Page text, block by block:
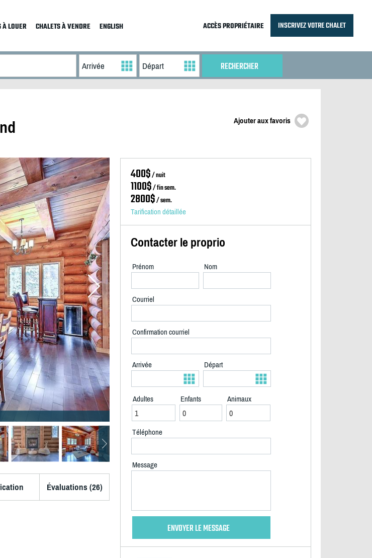
À LOUER CHALETS À VENDRE ENGLISH ACCÈS PROPRIÉTAIRE INSCRIVEZ VOTRE CHALET
Ajouter aux favoris
Évaluations (26)
400$/ nuit
1100$/ fin sem.
2800$/ sem.
Tarification détaillée
Contacter le proprio
Prénom Nom
Courriel
Confirmation courriel
Arrivée Départ
Adultes Enfants Animaux
Téléphone
Message